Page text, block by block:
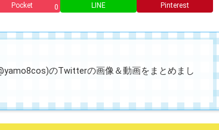
Pocket 0 LINE Pinterest
のTwitterの画像＆動画をまとめまし